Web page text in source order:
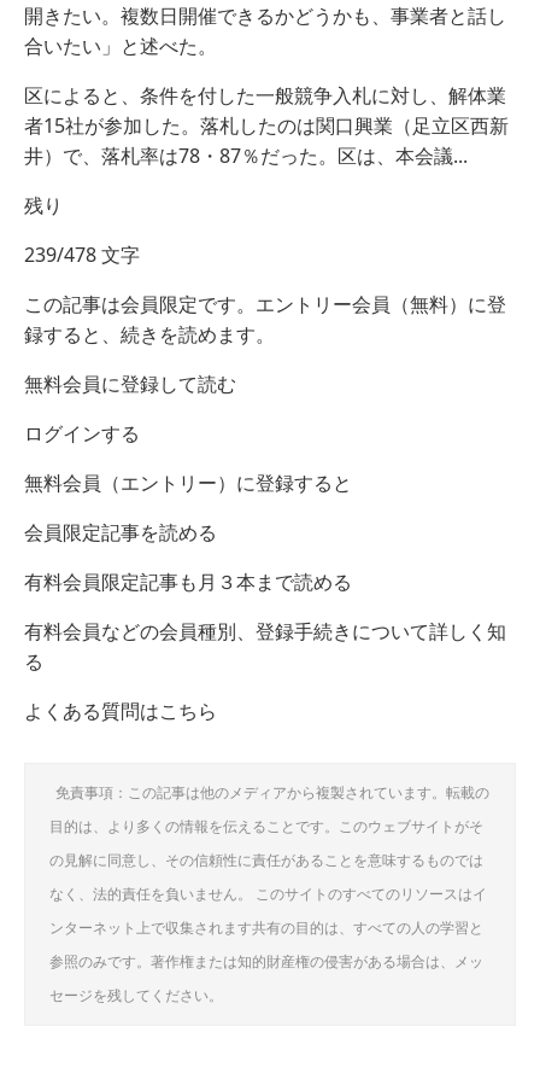
開きたい。複数日開催できるかどうかも、事業者と話し
合いたい」と述べた。
区によると、条件を付した一般競争入札に対し、解体業
者15社が参加した。落札したのは関口興業（足立区西新
井）で、落札率は78・87％だった。区は、本会議...
残り
239/478 文字
この記事は会員限定です。エントリー会員（無料）に登
録すると、続きを読めます。
無料会員に登録して読む
ログインする
無料会員（エントリー）に登録すると
会員限定記事を読める
有料会員限定記事も月３本まで読める
有料会員などの会員種別、登録手続きについて詳しく知
る
よくある質問はこちら
免責事項：この記事は他のメディアから複製されています。転載の
目的は、より多くの情報を伝えることです。このウェブサイトがそ
の見解に同意し、その信頼性に責任があることを意味するものでは
なく、法的責任を負いません。 このサイトのすべてのリソースはイ
ンターネット上で収集されます共有の目的は、すべての人の学習と
参照のみです。著作権または知的財産権の侵害がある場合は、メッ
セージを残してください。